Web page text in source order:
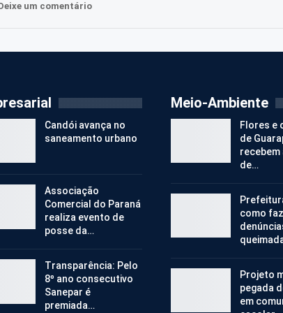
um comentário
Candói avança no
saneamento urbano
Associação
Comercial do Paraná
realiza evento de
posse da…
Transparência: Pelo
8º ano consecutivo
Sanepar é
premiada…
Meio-Ambiente
Flores e
de
recebem
de…
como
Projeto
pegada
em